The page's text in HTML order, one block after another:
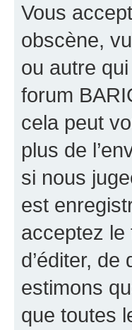
Vous
obscène,
ou autre
forum
cela peut
plus de
si nous
est
acceptez le
d’éditer,
estimons
que toutes